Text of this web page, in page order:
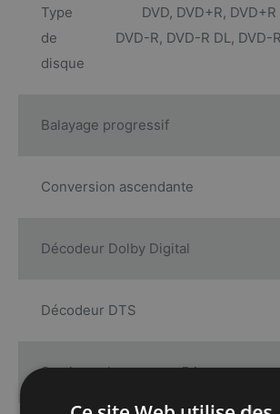
Type
de
disque
DVD, DVD+R,
DVD-R, DVD-R DL, DVD-
Balayage progressif
Conversion ascendante
Décodeur Dolby Digital
Décodeur DTS
Sortie analogue pour 5.1 canaux